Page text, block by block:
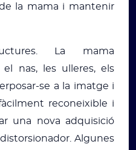
la mama i mantenir
La mama
el nas, les ulleres, els
se a la imatge i
reconeixible i
una nova adquisició
Algunes